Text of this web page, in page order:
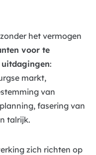
het vermogen
voor te
:
markt,
van
fasering van
talrijk.
zich richten op